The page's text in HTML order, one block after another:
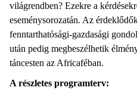
világrendben? Ezekre a
eseménysorozatán. Az
fenntarthatósági-gazdasági
után pedig megbeszélhetik
táncesten az Africaféban.
A részletes programterv: